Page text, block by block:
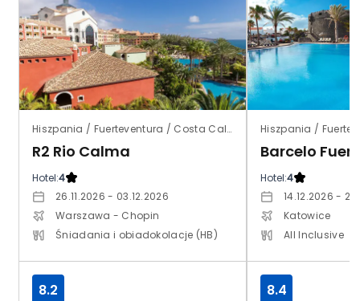
Hiszpania / Fuerteventura / Costa Calma
R2 Rio Calma
Hotel:4
26.11.2026 - 03.12.2026
Warszawa - Chopin
Śniadania i obiadokolacje (HB)
8.2
Hotel:4
14.12.2026 -
Katowice
All Inclusive
8.4